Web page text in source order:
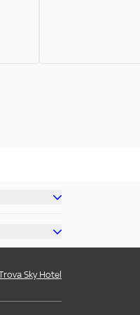
Sky Hotel